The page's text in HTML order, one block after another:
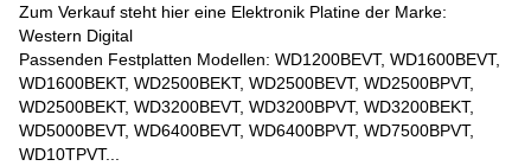
Zum Verkauf steht hier eine Elektronik Platine der Marke:
Western Digital
Passenden Festplatten Modellen: WD1200BEVT, WD1600BEVT,
WD1600BEKT, WD2500BEKT, WD2500BEVT, WD2500BPVT,
WD2500BEKT, WD3200BEVT, WD3200BPVT, WD3200BEKT,
WD5000BEVT, WD6400BEVT, WD6400BPVT, WD7500BPVT,
WD10TPVT...